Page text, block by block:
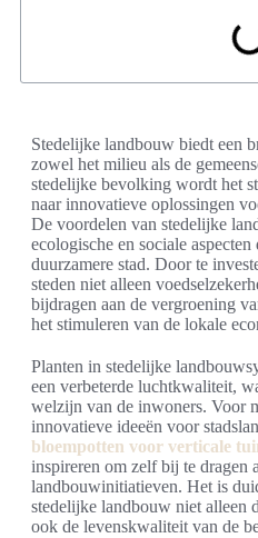
Stedelijke landbouw biedt een
zowel het milieu als de
stedelijke bevolking wordt het
naar innovatieve oplossingen
De voordelen van stedelijke
ecologische en sociale
duurzamere stad. Door te
steden niet alleen
bijdragen aan de vergroening
het stimuleren van de lokale
Planten in stedelijke
een verbeterde luchtkwaliteit,
welzijn van de inwoners. Voor
innovatieve ideeën voor
bloempotten voor verticale
inspireren om zelf bij te dragen
landbouwinitiatieven. Het is
stedelijke landbouw niet alleen
ook de levenskwaliteit van de